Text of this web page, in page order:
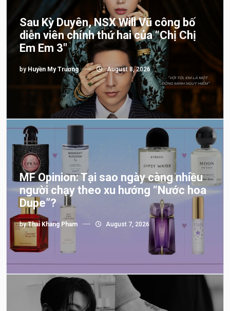
Sau Kỳ Duyên, NSX Will Vũ công bố
diễn viên chính thứ hai của “Chị Chị
Em Em 3″
by Huyền My Trương August 8, 2026
MF Opinion: Tại sao ngày càng nhiều
người chạy theo xu hướng “Nước hoa
Dupe”?
byThai Khang Pham August 7, 2026